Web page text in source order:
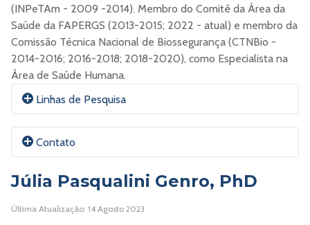
(INPeTAm - 2009 -2014). Membro do Comitê da Área da
Saúde da FAPERGS (2013-2015; 2022 - atual) e membro da
Comissão Técnica Nacional de Biossegurança (CTNBio -
2014-2016; 2016-2018; 2018-2020), como Especialista na
Área de Saúde Humana.
Linhas de Pesquisa
Toxicologia Genética. Sua principal área de pesquisa é o
reparo e mutagênese do DNA em células eucarióticas,
do DNA na citotoxicidade de drogas antitumorais e na
Contato
E-mail:Jenifers@UFCSPA.edu.br
Júlia Pasqualini Genro, PhD
Última Atualização: 14 Agosto 2023